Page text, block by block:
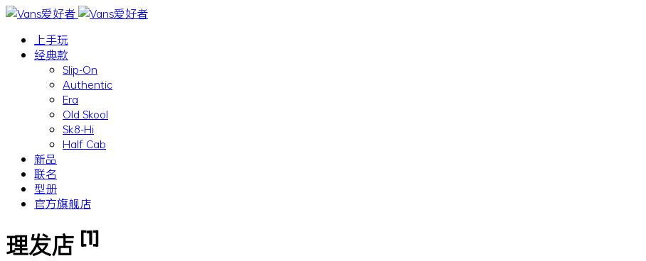
上手玩
经典款
Slip-On
Authentic
Era
Old Skool
Sk8-Hi
Half Cab
新品
联名
型册
官方旗舰店
理发店 [1]